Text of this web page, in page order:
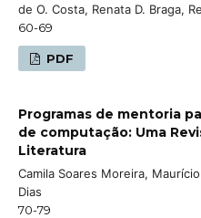
de O. Costa, Renata D. Braga,
60-69
PDF
Programas de mentoria
de computação: Uma
Literatura
Camila Soares Moreira,
Dias
70-79